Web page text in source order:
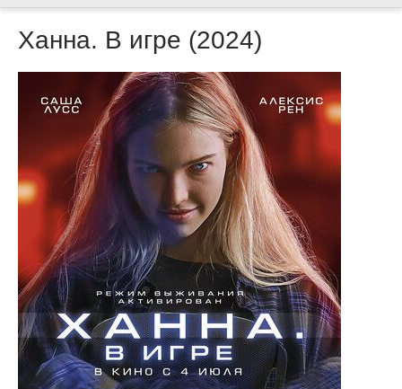
Ханна. В игре (2024)